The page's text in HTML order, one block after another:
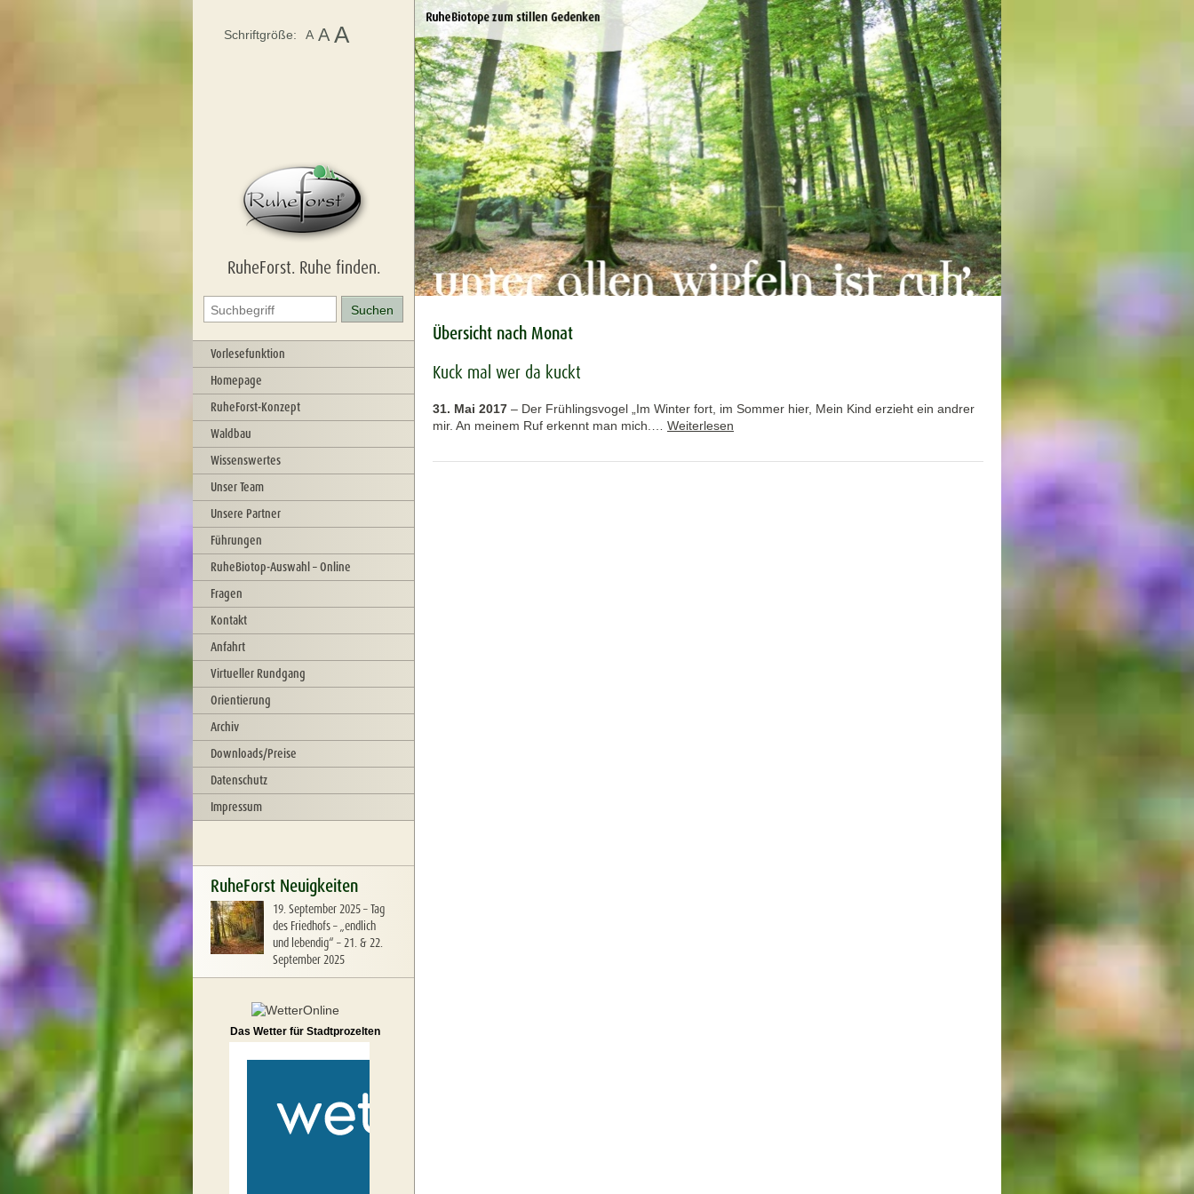
RuheForst. Ruhe finden.
Vorlesefunktion
Homepage
RuheForst-Konzept
Waldbau
Wissenswertes
Unser Team
Unsere Partner
Führungen
RuheBiotop-Auswahl – Online
Fragen
Kontakt
Anfahrt
Virtueller Rundgang
Orientierung
Archiv
Downloads/Preise
Datenschutz
Impressum
RuheForst Neuigkeiten
19. September 2025–Tag
des Friedhofs – „endlich
und lebendig“ – 21. & 22.
September 2025
Schriftgröße: A A A
Das Wetter für Stadtprozelten
Übersicht nach Monat
Kuck mal wer da kuckt
31. Mai 2017 – Der Frühlingsvogel „Im Winter fort, im Sommer hier, Mein Kind erzieht ein andrer
mir. An meinem Ruf erkennt man mich.… Weiterlesen